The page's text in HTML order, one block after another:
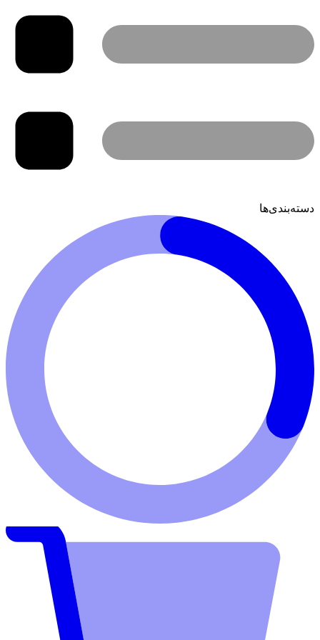
دسته‌بندی‌ها